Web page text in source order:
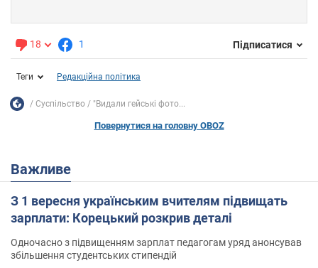
18 1 Підписатися
Теги Редакційна політика
Суспільство "Видали гейські фото...
Повернутися на головну OBOZ
Важливе
З 1 вересня українським вчителям підвищать
зарплати: Корецький розкрив деталі
Одночасно з підвищенням зарплат педагогам уряд анонсував
збільшення студентських стипендій